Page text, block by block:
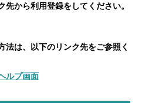
から利用登録をしてください。
法は、以下のリンク先をご参照く
ルプ画面